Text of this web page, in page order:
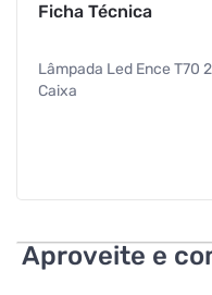
Ficha Técnica
Lâmpada Led Ence T70
Caixa
Aproveite e